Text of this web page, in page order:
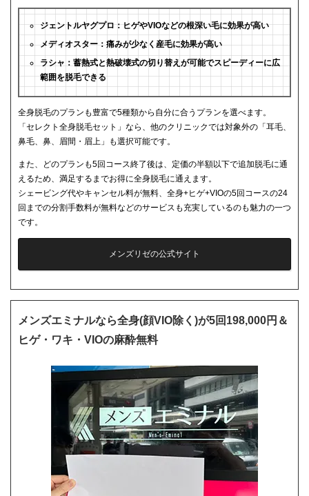
ジェントルヤグプロ：ヒゲやVIOなどの根深い毛に効果が高い
メディオスター：痛みが少なく産毛に効果が高い
ラシャ：蓄熱式と熱破壊式の切り替えが可能でスピーディーに広
範囲を脱毛できる
全身脱毛のプランも豊富で5種類から自分に合うプランを選べます。
「セレクト全身脱毛セット」なら、他のクリニックでは対象外の「耳毛、
鼻毛、鼻、眉間・眉上」も選択可能です。
また、どのプランも5回コース終了後は、定価の半額以下で追加脱毛に通
えるため、満足するまでお得に全身脱毛に通えます。
シェービング代やキャンセル料が無料、全身+ヒゲ+VIOの5回コースの24
回までの分割手数料が無料などのサービスも充実しているのも魅力の一つ
です。
メンズリゼの公式サイト
メンズエミナルなら全身(顔VIO除く)が5回198,000円＆
ヒゲ・ワキ・VIOの麻酔無料